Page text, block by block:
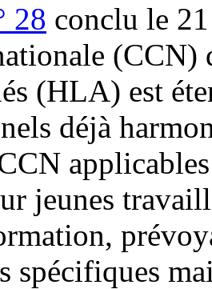
28 conclu le
(CCN)
(HLA) est
déjà
jeunes
spécifiques